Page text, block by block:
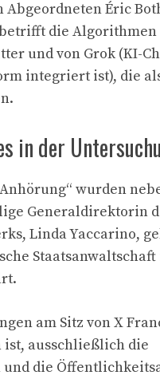
Abgeordneten Éric
die Algorithmen
und von Grok (KI-
integriert ist), die
in der
wurden
Generaldirektorin
Linda Yaccarino,
am Sitz von X
ist, ausschließlich die
die